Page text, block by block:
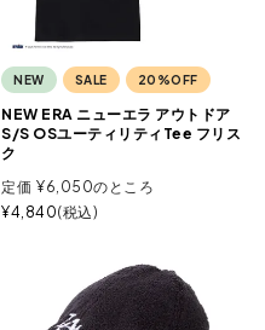
NEW SALE 20%OFF
NEW ERA ニューエラ アウトドア
S/S OSユーティリティTee フリス
ク
定価 ¥6,050のところ
¥4,840 税込